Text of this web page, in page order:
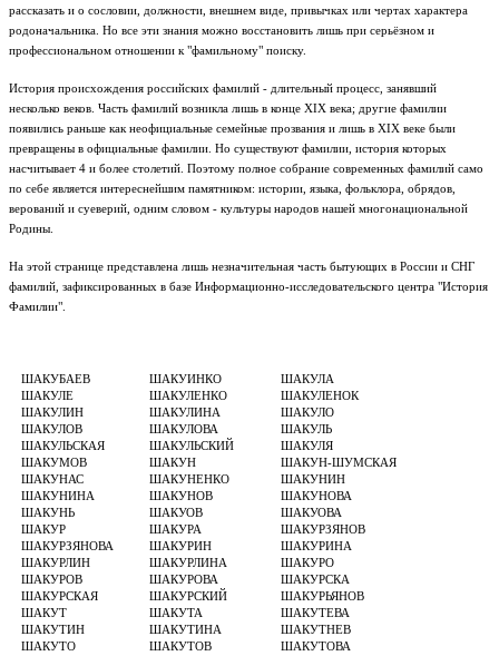
рассказать и о сословии, должности, внешнем виде, привычках или чертах характера
родоначальника. Но все эти знания можно восстановить лишь при серьёзном и
профессиональном отношении к "фамильному" поиску.
История происхождения российских фамилий - длительный процесс, занявший
несколько веков. Часть фамилий возникла лишь в конце XIX века; другие фамилии
появились раньше как неофициальные семейные прозвания и лишь в XIX веке были
превращены в официальные фамилии. Но существуют фамилии, история которых
насчитывает 4 и более столетий. Поэтому полное собрание современных фамилий само
по себе является интереснейшим памятником: истории, языка, фольклора, обрядов,
верований и суеверий, одним словом - культуры народов нашей многонациональной
Родины.
На этой странице представлена лишь незначительная часть бытующих в России и СНГ
фамилий, зафиксированных в базе Информационно-исследовательского центра "История
Фамилии".
ШАКУБАЕВ ШАКУИНКО
ШАКУЛА
ШАКУЛЕ
ШАКУЛЕНКО
ШАКУЛЕНОК
ШАКУЛИН
ШАКУЛИНА
ШАКУЛО
ШАКУЛОВ
ШАКУЛОВА
ШАКУЛЬ
ШАКУЛЬСКАЯ
ШАКУЛЬСКИЙ
ШАКУЛЯ
ШАКУМОВ
ШАКУН
ШАКУН-ШУМСКАЯ
ШАКУНАС
ШАКУНЕНКО
ШАКУНИН
ШАКУНИНА
ШАКУНОВ
ШАКУНОВА
ШАКУНЬ
ШАКУОВ
ШАКУОВА
ШАКУР
ШАКУРА
ШАКУРЗЯНОВ
ШАКУРЗЯНОВА
ШАКУРИН
ШАКУРИНА
ШАКУРЛИН
ШАКУРЛИНА
ШАКУРО
ШАКУРОВ
ШАКУРОВА
ШАКУРСКА
ШАКУРСКАЯ
ШАКУРСКИЙ
ШАКУРЬЯНОВ
ШАКУТ
ШАКУТА
ШАКУТЕВА
ШАКУТИН
ШАКУТИНА
ШАКУТНЕВ
ШАКУТО
ШАКУТОВ
ШАКУТОВА